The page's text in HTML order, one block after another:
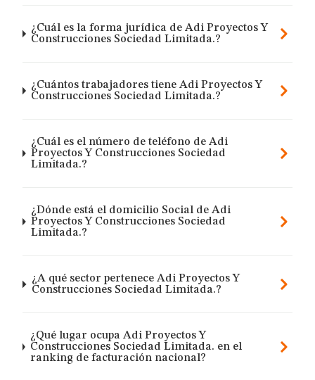
¿Cuál es la forma jurídica de Adi Proyectos Y
Construcciones Sociedad Limitada.?
¿Cuántos trabajadores tiene Adi Proyectos Y
Construcciones Sociedad Limitada.?
¿Cuál es el número de teléfono de Adi
Proyectos Y Construcciones Sociedad
Limitada.?
¿Dónde está el domicilio Social de Adi
Proyectos Y Construcciones Sociedad
Limitada.?
¿A qué sector pertenece Adi Proyectos Y
Construcciones Sociedad Limitada.?
¿Qué lugar ocupa Adi Proyectos Y
Construcciones Sociedad Limitada. en el
ranking de facturación nacional?